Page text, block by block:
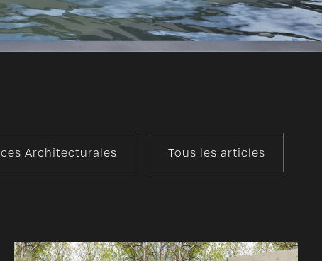
Architecturales Tous les articles